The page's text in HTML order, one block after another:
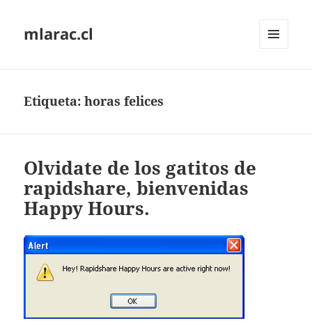
mlarac.cl
Etiqueta:horas felices
Olvidate de los gatitos de
rapidshare, bienvenidas
Happy Hours.